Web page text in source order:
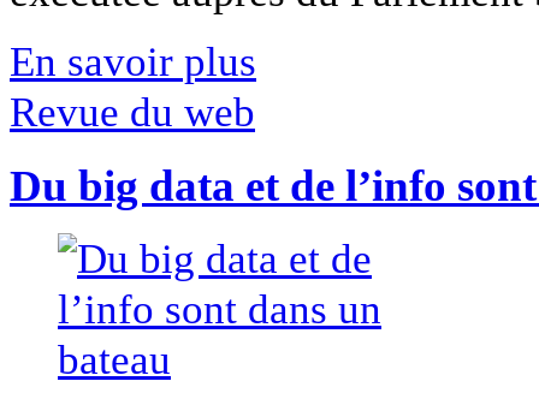
En savoir plus
Revue du web
Du big data et de l’info